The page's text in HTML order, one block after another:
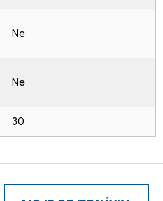
Ne
Ne
30